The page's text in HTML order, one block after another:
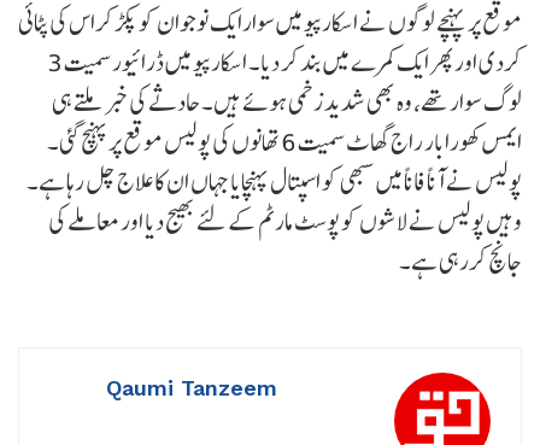
موقع پر پہنچے لوگوں نے اسکارپیو میں سوارایک نوجوان کو پکڑ کراس کی پٹائی
کردی اور پھر ایک کمرے میں بند کر دیا۔ اسکارپیو میں ڈرائیور سمیت 3
لوگ سوار تھے، وہ بھی شدید زخمی ہوئے ہیں۔ حادثے کی خبر ملتے ہی
ایمس کھورابار راج گھاٹ سمیت 6 تھانوں کی پولیس موقع پر پہنچ گئی۔
پولیس نے آناً فاناً میں سبھی کو اسپتال پہنچایا جہاں ان کا علاج چل رہا ہے۔
وہیں پولیس نے لاشوں کو پوسٹ مارٹم کے لئے بھیج دیا اور معاملے کی
جانچ کررہی ہے۔
Qaumi Tanzeem